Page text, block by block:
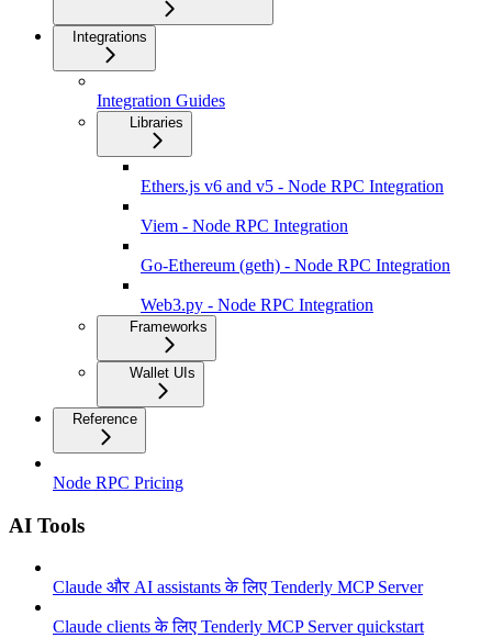
Integrations
Integration Guides
Libraries
Ethers.js v6 and v5 - Node RPC Integration
Viem - Node RPC Integration
Go-Ethereum (geth) - Node RPC Integration
Web3.py - Node RPC Integration
Frameworks
Wallet UIs
Reference
Node RPC Pricing
AI Tools
Claude और AI assistants के लिए Tenderly MCP Server
Claude clients के लिए Tenderly MCP Server quickstart